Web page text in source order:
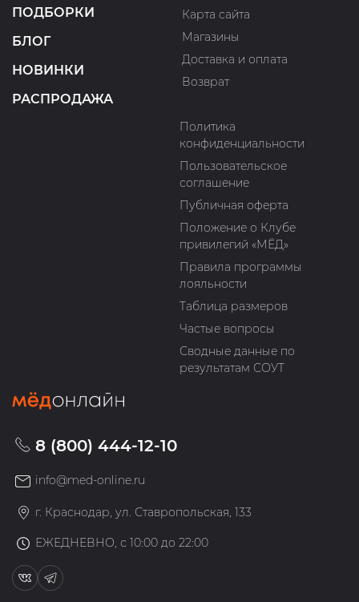
ПОДБОРКИ
БЛОГ
НОВИНКИ
РАСПРОДАЖА
Карта сайта
Магазины
Доставка и оплата
Возврат
Политика
конфиденциальности
Пользовательское
соглашение
Публичная оферта
Положение о Клубе
привилегий «МЁД»
Правила программы
лояльности
Таблица размеров
Частые вопросы
Сводные данные по
результатам СОУТ
8 (800) 444-12-10
info@med-online.ru
г. Краснодар, ул. Ставропольская, 133
ЕЖЕДНЕВНО, с 10:00 до 22:00